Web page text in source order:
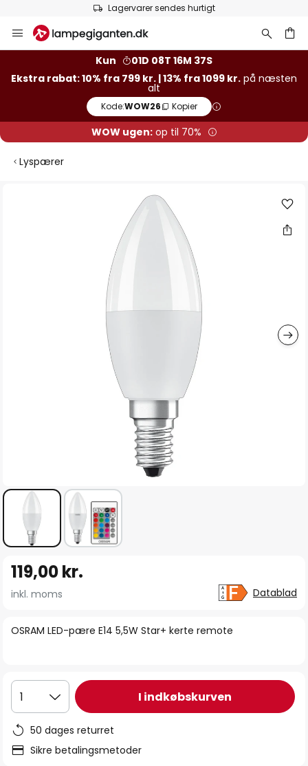
Lagervarer sendes hurtigt
to
Kun
01D 08T 16M 37S
Ekstra rabat: 10% fra 799 kr. | 13% fra 1099 kr. på næsten
alt
Kode:WOW26 Kopier
WOW ugen:op til 70%
Lyspærer
starten
billedgalleriet
OSRAM LED-pære E14 5,5W Star+ kerte remote
119,00 kr.
inkl. moms Datablad
1 I indkøbskurven
50 dages returret
Sikre betalingsmetoder